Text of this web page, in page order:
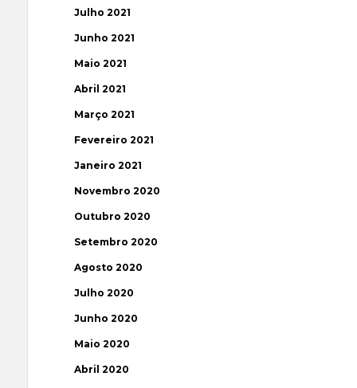
Julho 2021
Junho 2021
Maio 2021
Abril 2021
Março 2021
Fevereiro 2021
Janeiro 2021
Novembro 2020
Outubro 2020
Setembro 2020
Agosto 2020
Julho 2020
Junho 2020
Maio 2020
Abril 2020